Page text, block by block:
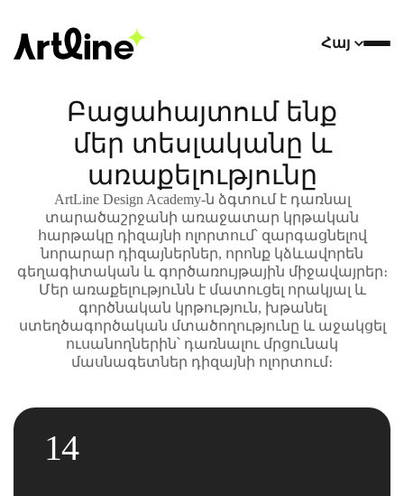
Հայ
Բացահայտում ենք
մեր տեսլականը և
առաքելությունը
ArtLine Design Academy-ն ձգտում է դառնալ
տարածաշրջանի առաջատար կրթական
հարթակը դիզայնի ոլորտում՝ զարգացնելով
նորարար դիզայներներ, որոնք կձևավորեն
գեղագիտական և գործառույթային միջավայրեր։
Մեր առաքելությունն է մատուցել որակյալ և
գործնական կրթություն, խթանել
ստեղծագործական մտածողությունը և աջակցել
ուսանողներին՝ դառնալու մրցունակ
մասնագետներ դիզայնի ոլորտում։
14